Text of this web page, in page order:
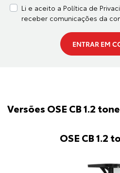
Li e aceito a Política de
receber comunicações da
ENTRAR EM
Versões OSE CB 1.2
OSE CB 1.2